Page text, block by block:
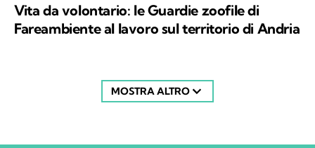
Vita da volontario: le Guardie zoofile di
Fareambiente al lavoro sul territorio di Andria
MOSTRA ALTRO